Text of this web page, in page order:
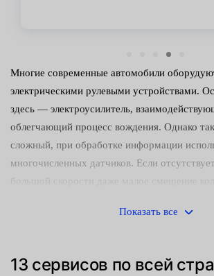
Многие современные автомобили
электрическими рулевыми устройствами.
здесь — электроусилитель,
облегчающий процесс вождения. Однако
сложный, при обработке информации
многочисленных датчиков. Если
рекомендуем не затягивать с ремонтом
Признаки неисправности электрореек мало
Показать все
13 сервисов по всей